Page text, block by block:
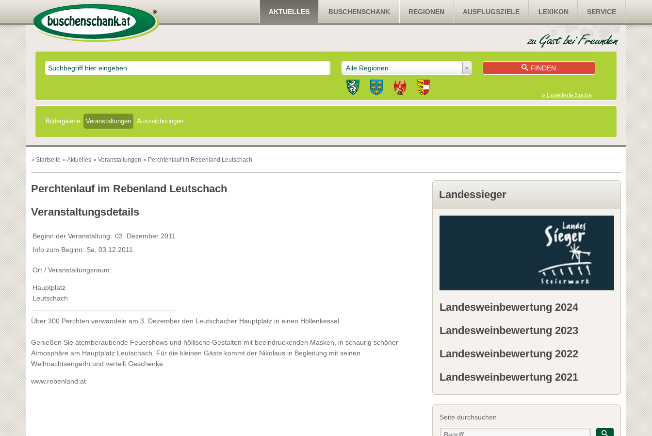
AKTUELLES BUSCHENSCHANK REGIONEN AUSFLUGSZIELE LEXIKON SERVICE
Alle Regionen FINDEN
» Erweiterte Suche
Bildergalerie Veranstaltungen Auszeichnungen
» Startseite » Aktuelles » Veranstaltungen » Perchtenlauf im Rebenland Leutschach
Perchtenlauf im Rebenland Leutschach
Veranstaltungsdetails
Beginn der Veranstaltung: 03. Dezember 2011
Info zum Beginn: Sa, 03.12.2011
Ort / Veranstaltungsraum:
Hauptplatz
Leutschach
Über 300 Perchten verwandeln am 3. Dezember den Leutschacher Hauptplatz in einen Höllenkessel.
Genießen Sie atemberaubende Feuershows und höllische Gestalten mit beeindruckenden Masken, in schaurig schöner
Atmosphäre am Hauptplatz Leutschach. Für die kleinen Gäste kommt der Nikolaus in Begleitung mit seinen
Weihnachtsengerln und verteilt Geschenke.
www.rebenland.at
Landessieger
Landesweinbewertung 2024
Landesweinbewertung 2023
Landesweinbewertung 2022
Landesweinbewertung 2021
Seite durchsuchen